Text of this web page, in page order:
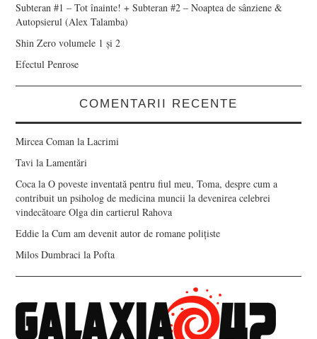
Subteran #1 – Tot înainte! + Subteran #2 – Noaptea de sânziene &
Autopsierul (Alex Talamba)
Shin Zero volumele 1 și 2
Efectul Penrose
COMENTARII RECENTE
Mircea Coman laLacrimi
Tavi laLamentări
Coca laO poveste inventată pentru fiul meu, Toma, despre cum a
contribuit un psiholog de medicina muncii la devenirea celebrei
vindecătoare Olga din cartierul Rahova
Eddie laCum am devenit autor de romane polițiste
Milos Dumbraci laPofta